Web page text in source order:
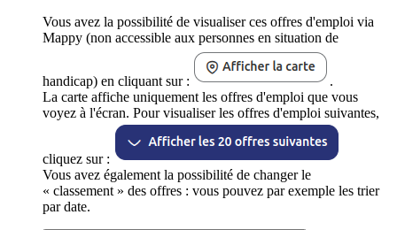
Vous avez la possibilité de visualiser ces offres d'emploi via
Mappy (non accessible aux personnes en situation de
handicap) en cliquant sur :
.
La carte affiche uniquement les offres d'emploi que vous
voyez à l'écran. Pour visualiser les offres d'emploi suivantes,
cliquez sur :
Vous avez également la possibilité de changer le
« classement » des offres : vous pouvez par exemple les trier
par date.